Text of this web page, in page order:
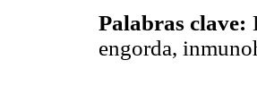
Palabras clave:
engorda,